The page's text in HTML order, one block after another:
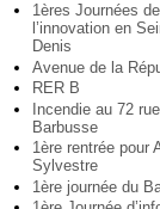
1ères Journées de
l’innovation en
Denis
Avenue de la
RER B
Incendie au 72
Barbusse
1ère rentrée pour
Sylvestre
1ère journée du